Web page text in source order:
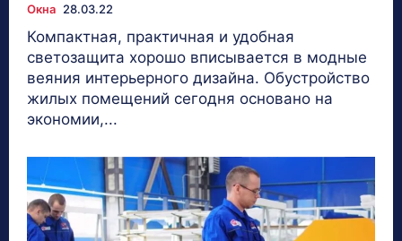
Окна 28.03.22
Компактная, практичная и удобная
светозащита хорошо вписывается в модные
веяния интерьерного дизайна. Обустройство
жилых помещений сегодня основано на
экономии,...